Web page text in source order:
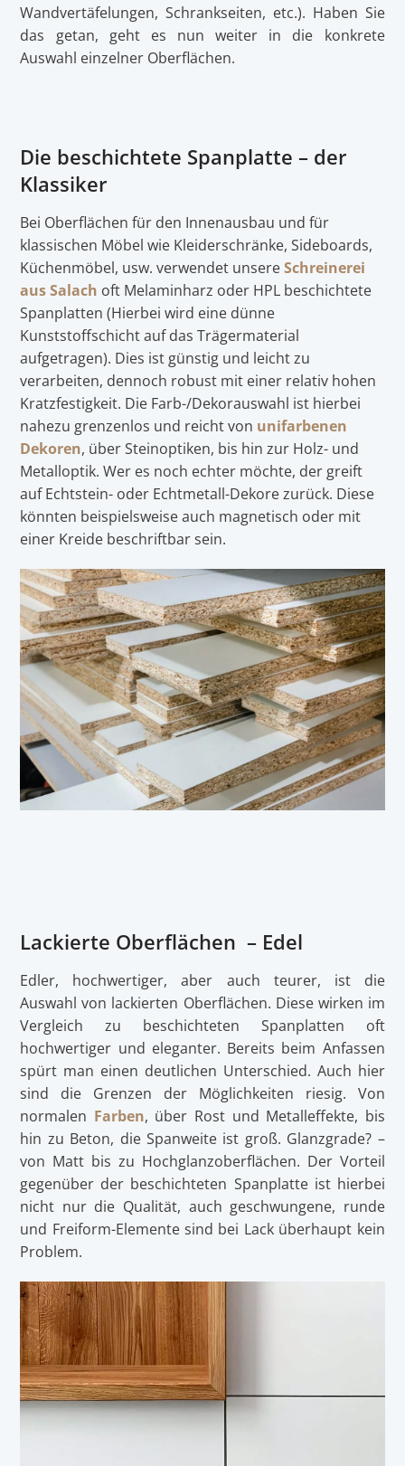
Wandvertäfelungen, Schrankseiten, etc.). Haben Sie
das getan, geht es nun weiter in die konkrete
Auswahl einzelner Oberflächen.
Die beschichtete Spanplatte – der
Klassiker
Bei Oberflächen für den Innenausbau und für
klassischen Möbel wie Kleiderschränke, Sideboards,
Küchenmöbel, usw. verwendet unsereSchreinerei
aus Salach oft Melaminharz oder HPL beschichtete
Spanplatten (Hierbei wird eine dünne
Kunststoffschicht auf das Trägermaterial
aufgetragen). Dies ist günstig und leicht zu
verarbeiten, dennoch robust mit einer relativ hohen
Kratzfestigkeit. Die Farb-/Dekorauswahl ist hierbei
nahezu grenzenlos und reicht von unifarbenen
Dekoren, über Steinoptiken, bis hin zur Holz- und
Metalloptik. Wer es noch echter möchte, der greift
auf Echtstein- oder Echtmetall-Dekore zurück. Diese
könnten beispielsweise auch magnetisch oder mit
einer Kreide beschriftbar sein.
Lackierte Oberflächen – Edel
Edler, hochwertiger, aber auch teurer, ist die
Auswahl von lackierten Oberflächen. Diese wirken im
Vergleich zu beschichteten Spanplatten oft
hochwertiger und eleganter. Bereits beim Anfassen
spürt man einen deutlichen Unterschied. Auch hier
sind die Grenzen der Möglichkeiten riesig. Von
normalen Farben, über Rost und Metalleffekte, bis
hin zu Beton, die Spanweite ist groß. Glanzgrade? –
von Matt bis zu Hochglanzoberflächen. Der Vorteil
gegenüber der beschichteten Spanplatte ist hierbei
nicht nur die Qualität, auch geschwungene, runde
und Freiform-Elemente sind bei Lack überhaupt kein
Problem.